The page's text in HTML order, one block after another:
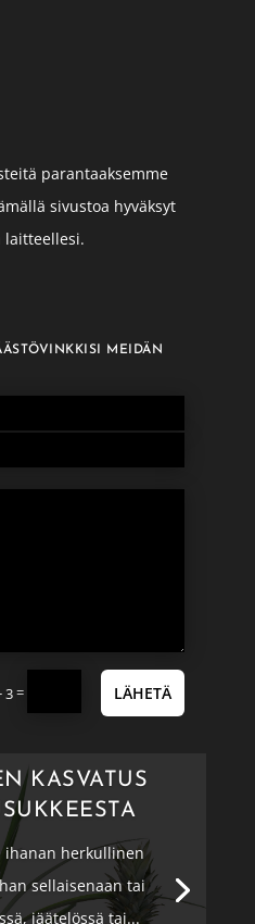
parantaaksemme
sivustoa hyväksyt
laitteellesi.
MEIDÄN
3= LÄHETÄ
KASVATUS
ihanan herkullinen
sellaisenaan tai
jäätelössä tai...